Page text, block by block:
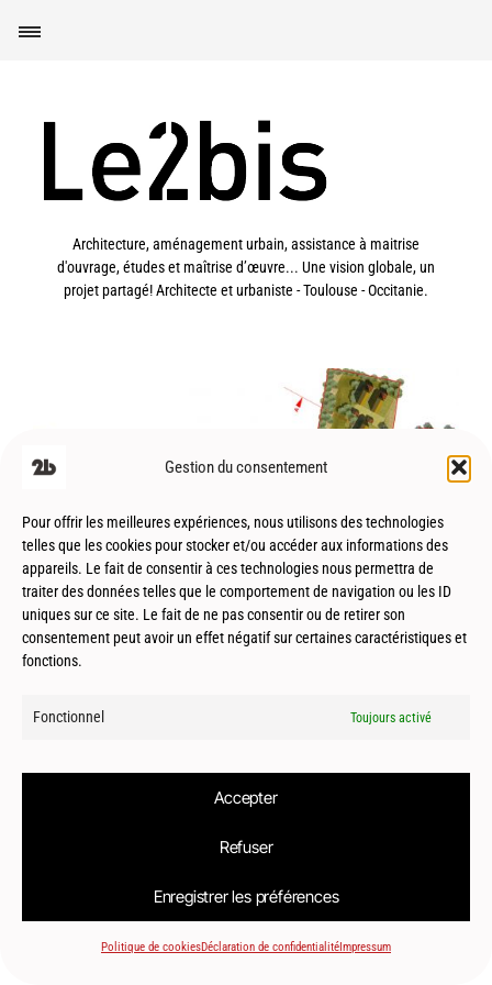
Gestion du consentement
Pour offrir les meilleures expériences, nous utilisons des technologies
telles que les cookies pour stocker et/ou accéder aux informations des
appareils. Le fait de consentir à ces technologies nous permettra de
traiter des données telles que le comportement de navigation ou les ID
uniques sur ce site. Le fait de ne pas consentir ou de retirer son
consentement peut avoir un effet négatif sur certaines caractéristiques et
fonctions.
Fonctionnel Toujours activé
Accepter
Refuser
Enregistrer les préférences
Politique de cookiesDéclaration de confidentialitéImpressum
Architecture, aménagement urbain, assistance à maitrise
d'ouvrage, études et maîtrise d’œuvre... Une vision globale, un
projet partagé! Architecte et urbaniste - Toulouse - Occitanie.
Magescq (40) – Zone d’aménagement
concerté – ZAC de la Gare